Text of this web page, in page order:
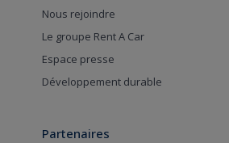
Nous rejoindre
Le groupe Rent A Car
Espace presse
Développement durable
Partenaires